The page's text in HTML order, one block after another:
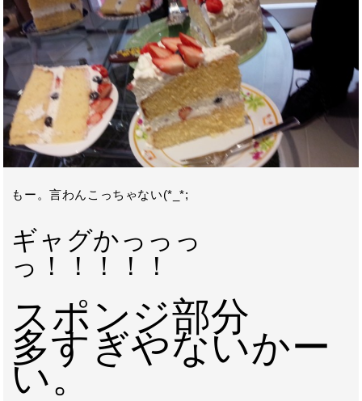
もー。言わんこっちゃない(*_*;
ギャグかっっっ
っ！！！！！
スポンジ部分
多すぎやないかー
い。